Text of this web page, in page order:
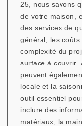
25, nous savons
de votre maison,
des services de
général, les coûts
complexité du
surface à couvrir.
peuvent
locale et la
outil essentiel
inclure des
matériaux, la